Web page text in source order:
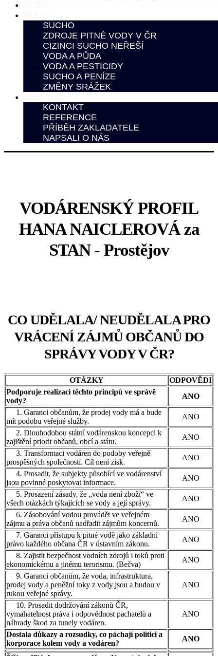
SUCHO
ZDROJE PITNÉ VODY V ČR
CIZINCI SUCHO NEŘEŠÍ
VODA A PŮDA
VODA A PESTICIDY
SUCHO A PENÍZE
ZMĚNY SRÁŽEK
KONTAKT
REFERENCE
PŘÍBĚH ZAKLADATELE
NAPSALI O NÁS
VODÁRENSKÝ PROFIL
HANA NAICLEROVÁ za
STAN - Prostějov
CO UDĚLALA/ NEUDĚLALA PRO
VRÁCENÍ ZÁJMŮ OBČANŮ DO
SPRÁVY VODY V ČR?
OTÁZKY
ODPOVĚDI
Podporuje realizaci těchto principů ve správě
vody?
ANO
1. Garanci občanům, že prodej vody má a bude
mít podobu veřejné služby.
ANO
2. Dlouhodobou státní vodárenskou koncepci k
zajištění priorit občanů, obcí a státu.
ANO
3. Transformaci vodáren do podoby veřejně
prospěšných společností. Cíl není zisk.
ANO
4. Prosadit, že subjekty působící ve vodárenství
jsou povinné poskytovat informace.
ANO
5. Prosazení zásady, že „voda není zboží“ ve
všech otázkách týkajících se vody a její správy.
ANO
6. Zásobování vodou provádět ve veřejném
zájmu a práva občanů nadřadit zájmům koncernů.
ANO
7. Garanci přístupu k pitné vodě jako základní
právo každého občana ČR v ústavním zákonu.
ANO
8. Zajistit bezpečnost vodních zdrojů i toků proti
ekonomickému a jinému terorismu. (Bečva)
ANO
9. Garanci občanům, že voda, infrastruktura,
prodej vody a peněžní toky z vody jsou a budou v
rukou veřejné správy.
ANO
10. Prosadit dodržování zákonů ČR,
vymahatelnost práva i odpovědnost pachatelů a
náhrady škod za tunely vodáren.
ANO
Dostala důkazy a rozsudky, co páchají politici a
korporace kolem vody a vodáren?
ANO